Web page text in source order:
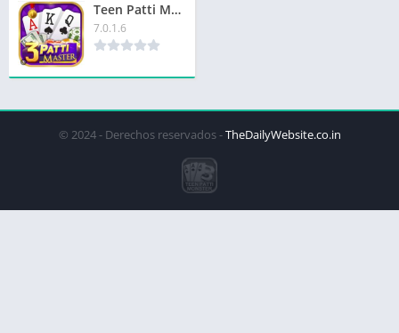
Teen Patti Master 2019 App | तीन पत्ती मास्टर 2019 ऐप | ₹100 बोनस
7.0.1.6
© 2024 - Derechos reservados -TheDailyWebsite.co.in